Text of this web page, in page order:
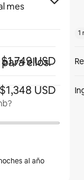
mes
ellos.
al año
$1,749 USD
$1,348 USD
1